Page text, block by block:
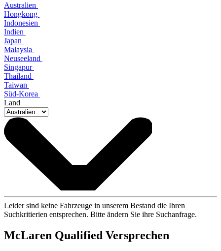
Australien
Hongkong
Indonesien
Indien
Japan
Malaysia
Neuseeland
Singapur
Thailand
Taiwan
Süd-Korea
Land
Leider sind keine Fahrzeuge in unserem Bestand die Ihren
Suchkritierien entsprechen. Bitte ändern Sie ihre Suchanfrage.
McLaren Qualified Versprechen